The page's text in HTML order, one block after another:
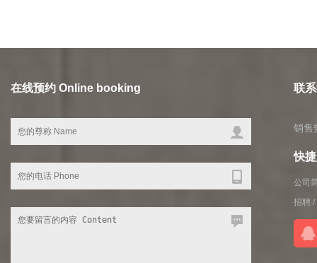
在线预约 Online booking 联
销售
快
公司
招聘 /